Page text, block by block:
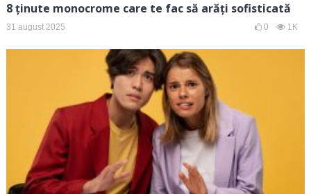
8 ținute monocrome care te fac să arăți sofisticată
31 august 2025 0 1K